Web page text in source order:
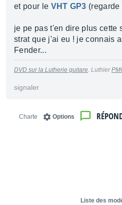
et pour le VHT GP3
je pe pas t'en dire plus cette
strat que j'ai eu ! je connais
Fender...
DVD sur la Lutherie guitare. Luthier
signaler
Options
Charte
Liste des